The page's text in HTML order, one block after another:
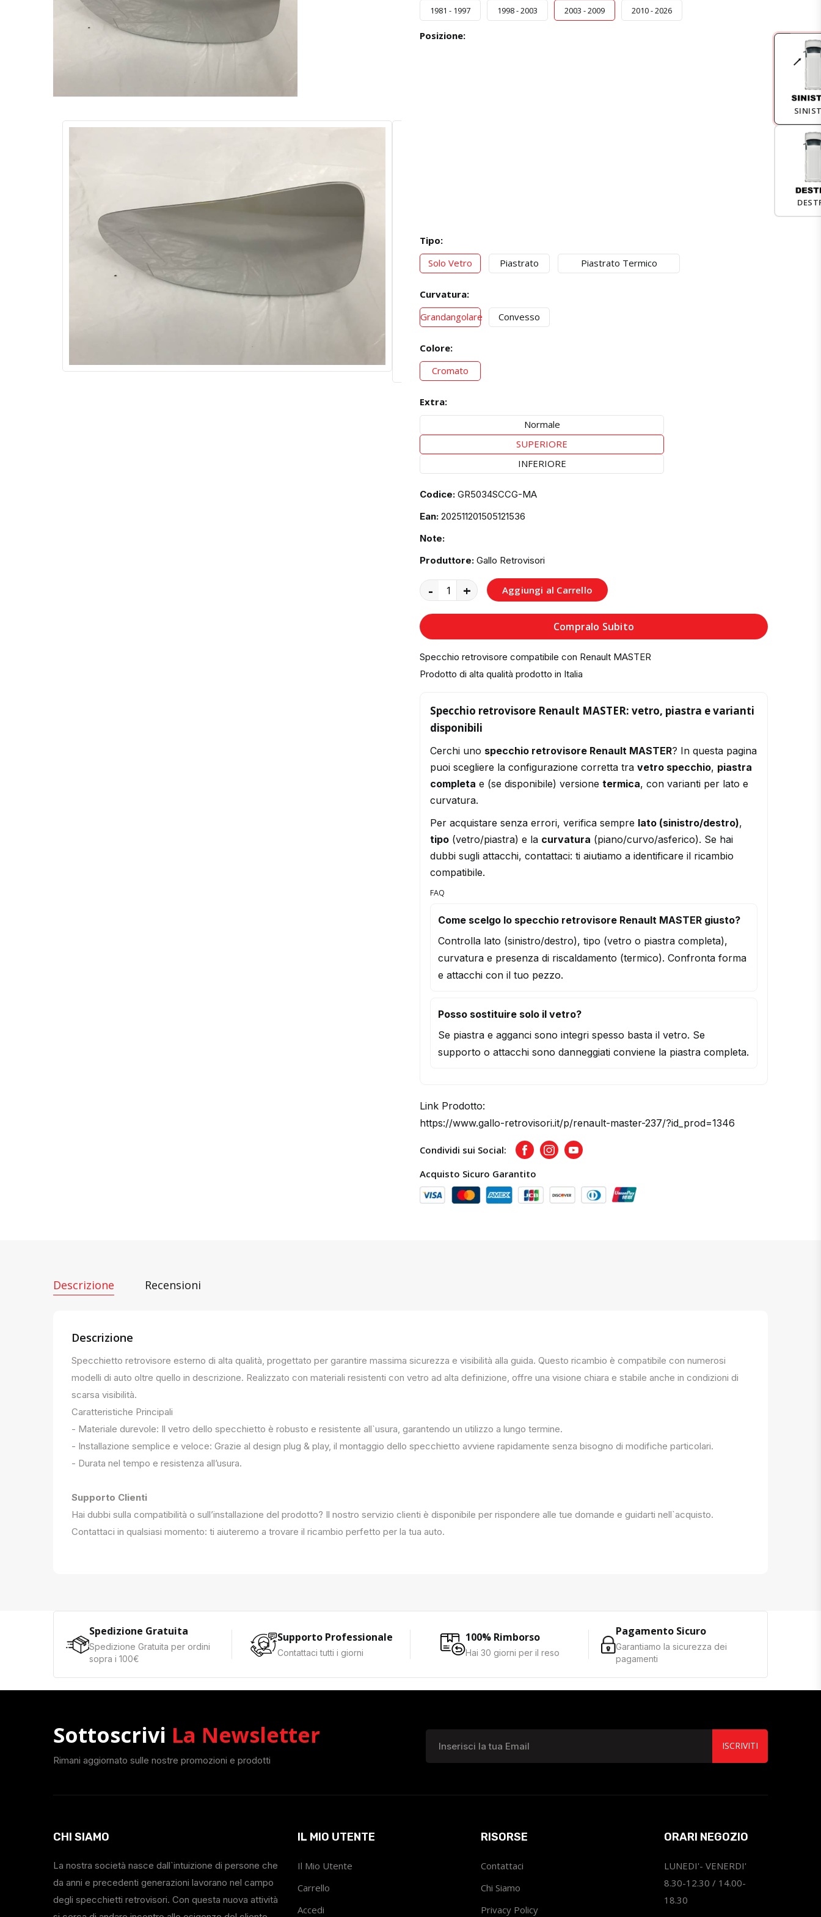
1981 - 1997 1998 - 2003 2003 - 2009 2010 - 2026
Posizione:
Tipo:
Solo Vetro
Piastrato Piastrato Termico
Curvatura:
Grandangolare
Convesso
Colore:
Cromato
Extra:
Normale
SUPERIORE
INFERIORE
Codice: GR5034SCCG-MA
Ean: 202511201505121536
Note:
Produttore: Gallo Retrovisori
- + Aggiungi al Carrello
Compralo Subito
Specchio retrovisore compatibile con Renault MASTER
Prodotto di alta qualità prodotto in Italia
Specchio retrovisore Renault MASTER: vetro, piastra e varianti
disponibili
Cerchi uno specchio retrovisore Renault MASTER? In questa pagina
puoi scegliere la configurazione corretta tra vetro specchio, piastra
completa e (se disponibile) versione termica, con varianti per lato e
curvatura.
Per acquistare senza errori, verifica sempre lato (sinistro/destro),
tipo (vetro/piastra) e la curvatura (piano/curvo/asferico). Se hai
dubbi sugli attacchi, contattaci: ti aiutiamo a identificare il ricambio
compatibile.
FAQ
Come scelgo lo specchio retrovisore Renault MASTER giusto?
Controlla lato (sinistro/destro), tipo (vetro o piastra completa),
curvatura e presenza di riscaldamento (termico). Confronta forma
e attacchi con il tuo pezzo.
Posso sostituire solo il vetro?
Se piastra e agganci sono integri spesso basta il vetro. Se
supporto o attacchi sono danneggiati conviene la piastra completa.
Link Prodotto:
https://www.gallo-retrovisori.it/p/renault-master-237/?id_prod=1346
Condividi sui Social: FacebookInstagramYoutube
Acquisto Sicuro Garantito
Descrizione Recensioni
Descrizione
Specchietto retrovisore esterno di alta qualità, progettato per garantire massima sicurezza e visibilità alla guida. Questo ricambio è compatibile con numerosi
modelli di auto oltre quello in descrizione. Realizzato con materiali resistenti con vetro ad alta definizione, offre una visione chiara e stabile anche in condizioni di
scarsa visibilità.
Caratteristiche Principali
- Materiale durevole: Il vetro dello specchietto è robusto e resistente all`usura, garantendo un utilizzo a lungo termine.
- Installazione semplice e veloce: Grazie al design plug & play, il montaggio dello specchietto avviene rapidamente senza bisogno di modifiche particolari.
- Durata nel tempo e resistenza all’usura.
Supporto Clienti
Hai dubbi sulla compatibilità o sull’installazione del prodotto? Il nostro servizio clienti è disponibile per rispondere alle tue domande e guidarti nell`acquisto.
Contattaci in qualsiasi momento: ti aiuteremo a trovare il ricambio perfetto per la tua auto.
Spedizione Gratuita
Spedizione Gratuita per ordini
sopra i 100€
Supporto Professionale
Contattaci tutti i giorni
100% Rimborso
Hai 30 giorni per il reso
Pagamento Sicuro
Garantiamo la sicurezza dei
pagamenti
Sottoscrivi La Newsletter
Rimani aggiornato sulle nostre promozioni e prodotti
ISCRIVITI
CHI SIAMO
La nostra società nasce dall`intuizione di persone che
da anni e precedenti generazioni lavorano nel campo
degli specchietti retrovisori. Con questa nuova attività
IL MIO UTENTE
Il Mio Utente
Carrello
Accedi
RISORSE
Contattaci
Chi Siamo
Privacy Policy
ORARI NEGOZIO
LUNEDI'- VENERDI'
8.30-12.30 / 14.00-
18.30